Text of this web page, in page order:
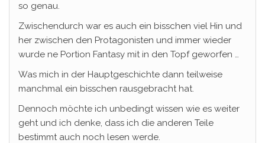
so genau.
Zwischendurch war es auch ein bisschen viel Hin und
her zwischen den Protagonisten und immer wieder
wurde ne Portion Fantasy mit in den Topf geworfen …
Was mich in der Hauptgeschichte dann teilweise
manchmal ein bisschen rausgebracht hat.
Dennoch möchte ich unbedingt wissen wie es weiter
geht und ich denke, dass ich die anderen Teile
bestimmt auch noch lesen werde.